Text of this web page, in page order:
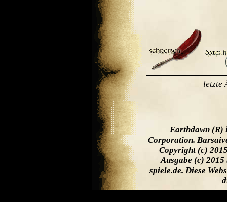
letzte
Earthdawn (R)
Corporation.
Copyright (c)
Ausgabe (c) 2015
spiele.de. Diese